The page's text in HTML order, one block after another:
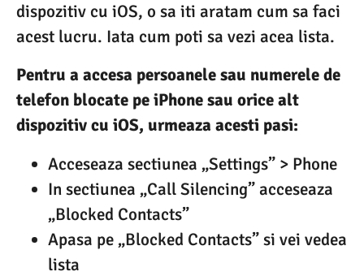
dispozitiv cu iOS, o sa iti aratam cum sa faci
acest lucru. Iata cum poti sa vezi acea lista.
Pentru a accesa persoanele sau numerele de
telefon blocate pe iPhone sau orice alt
dispozitiv cu iOS, urmeaza acesti pasi:
Acceseaza sectiunea „Settings” > Phone
In sectiunea „Call Silencing” acceseaza
„Blocked Contacts”
Apasa pe „Blocked Contacts” si vei vedea
lista